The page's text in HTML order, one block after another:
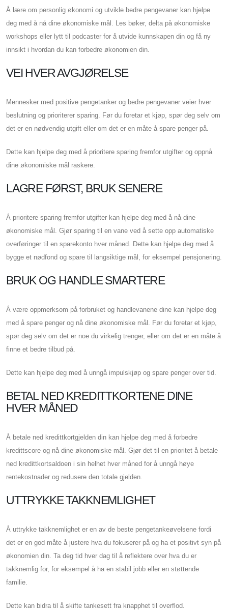
Å lære om personlig økonomi og utvikle bedre pengevaner kan hjelpe
deg med å nå dine økonomiske mål. Les bøker, delta på økonomiske
workshops eller lytt til podcaster for å utvide kunnskapen din og få ny
innsikt i hvordan du kan forbedre økonomien din.
VEI HVER AVGJØRELSE
Mennesker med positive pengetanker og bedre pengevaner veier hver
beslutning og prioriterer sparing. Før du foretar et kjøp, spør deg selv om
det er en nødvendig utgift eller om det er en måte å spare penger på.
Dette kan hjelpe deg med å prioritere sparing fremfor utgifter og oppnå
dine økonomiske mål raskere.
LAGRE FØRST, BRUK SENERE
Å prioritere sparing fremfor utgifter kan hjelpe deg med å nå dine
økonomiske mål. Gjør sparing til en vane ved å sette opp automatiske
overføringer til en sparekonto hver måned. Dette kan hjelpe deg med å
bygge et nødfond og spare til langsiktige mål, for eksempel pensjonering.
BRUK OG HANDLE SMARTERE
Å være oppmerksom på forbruket og handlevanene dine kan hjelpe deg
med å spare penger og nå dine økonomiske mål. Før du foretar et kjøp,
spør deg selv om det er noe du virkelig trenger, eller om det er en måte å
finne et bedre tilbud på.
Dette kan hjelpe deg med å unngå impulskjøp og spare penger over tid.
BETAL NED KREDITTKORTENE DINE
HVER MÅNED
Å betale ned kredittkortgjelden din kan hjelpe deg med å forbedre
kredittscore og nå dine økonomiske mål. Gjør det til en prioritet å betale
ned kredittkortsaldoen i sin helhet hver måned for å unngå høye
rentekostnader og redusere den totale gjelden.
UTTRYKKE TAKKNEMLIGHET
Å uttrykke takknemlighet er en av de beste pengetankeøvelsene fordi
det er en god måte å justere hva du fokuserer på og ha et positivt syn på
økonomien din. Ta deg tid hver dag til å reflektere over hva du er
takknemlig for, for eksempel å ha en stabil jobb eller en støttende
familie.
Dette kan bidra til å skifte tankesett fra knapphet til overflod.